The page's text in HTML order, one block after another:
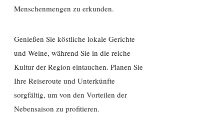
Menschenmengen zu erkunden.
Genießen Sie köstliche lokale Gerichte
und Weine, während Sie in die reiche
Kultur der Region eintauchen. Planen Sie
Ihre Reiseroute und Unterkünfte
sorgfältig, um von den Vorteilen der
Nebensaison zu profitieren.